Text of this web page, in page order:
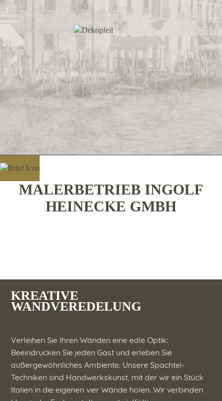
MALERBETRIEB INGOLF
HEINECKE GMBH
KREATIVE
WANDVEREDELUNG
Verleihen Sie Ihren Wänden eine edle Optik:
Beeindrucken Sie jeden Gast und erleben Sie
außergewöhnliches Ambiente. Unsere Spachtel-
Techniken sind Handwerkskunst, mit der wir ein Stück
Italien in die eigenen vier Wände holen. Wir verbinden